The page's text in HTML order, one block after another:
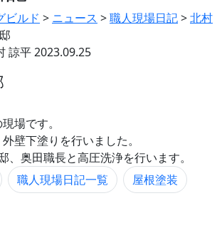
ビルド > ニュース >職人現場日記>北村
諒平2023.09.25
場です。
壁下塗りを行いました。
、奥田職長と高圧洗浄を行います。
職人現場日記一覧 屋根塗装